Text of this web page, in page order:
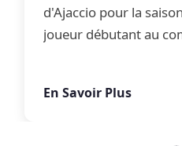
d'Ajaccio pour la
joueur débutant au
le club propose une
de jeu libre dans une
En Savoir Plus